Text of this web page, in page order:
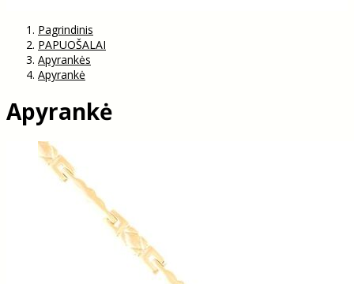
Pagrindinis
PAPUOŠALAI
Apyrankės
Apyrankė
Apyrankė